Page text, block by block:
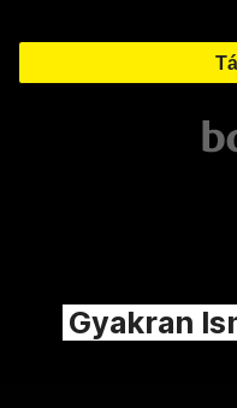
Gyakran